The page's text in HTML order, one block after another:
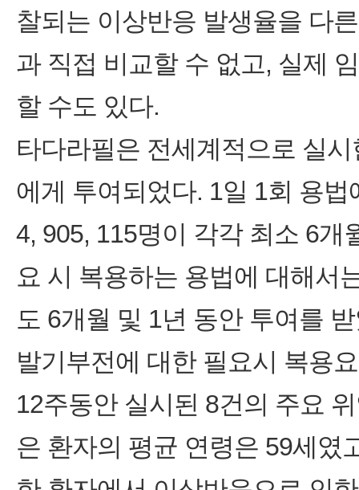
찰되는 이상반응 발생율을 다
과 직접 비교할 수 없고, 실제
할 수도 있다.
타다라필은 전세계적으로 실
에게 투여되었다. 1일 1회 용
4, 905, 115명이 각각 최소 6개
요 시 복용하는 용법에 대해서
도 6개월 및 1년 동안 투여를
발기부전에 대한 필요시 복용
12주동안 실시된 8건의 주요
은 환자의 평균 연령은 59세였